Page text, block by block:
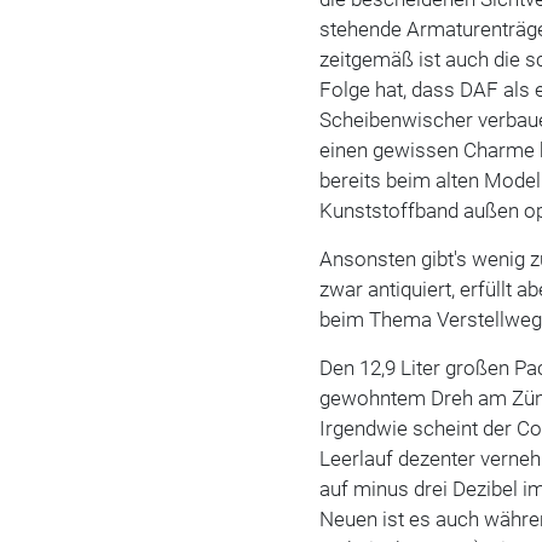
stehende
zeitgemäß ist auch die
Folge hat, dass DAF
Scheibenwischer
einen gewissen
bereits beim alten
Kunststoffband außen
Ansonsten gibt's wenig
zwar antiquiert, erfüllt
beim Thema
Den 12,9 Liter großen
gewohntem Dreh am
Irgendwie scheint der
Leerlauf dezenter
auf minus drei Dezibel
Neuen ist es auch